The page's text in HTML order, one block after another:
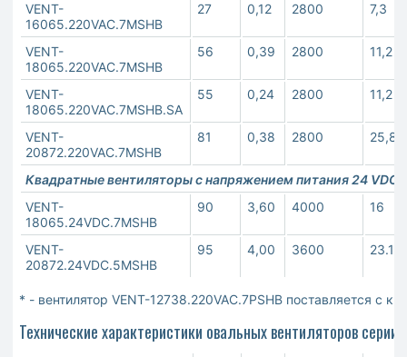
VENT-
16065.220VAC.7MSHB
27 0,12 2800 7,3
VENT-
18065.220VAC.7MSHB
56 0,39 2800 11,2
VENT-
18065.220VAC.7MSHB.SA
55 0,24 2800 11,2
VENT-
20872.220VAC.7MSHB
81 0,38 2800 25,8
Квадратные вентиляторы с напряжением питания 24 VDC
VENT-
18065.24VDC.7MSHB
90 3,60 4000 16
VENT-
20872.24VDC.5MSHB
95 4,00 3600 23.1
* - вентилятор VENT-12738.220VAC.7PSHB поставляется с
Технические характеристики овальных вентиляторов серии